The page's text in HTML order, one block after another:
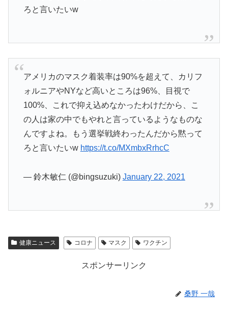
ろと言いたいw
アメリカのマスク着装率は90%を超えて、カリフ
ォルニアやNYなど高いところは96%、目視で
100%、これで抑え込めなかったわけだから、こ
の人は家の中でもやれと言っているようなものな
んですよね。もう選挙戦終わったんだから黙って
ろと言いたいw https://t.co/MXmbxRrhcC
— 鈴木敏仁 (@bingsuzuki) January 22, 2021
健康ニュース コロナ マスク ワクチン
スポンサーリンク
桑野 一哉